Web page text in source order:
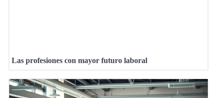
Las profesiones con mayor futuro laboral